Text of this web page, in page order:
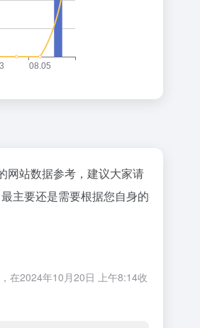
网站数据参考，建议大家请
主要还是需要根据您自身的
在2024年10月20日 上午8:14收